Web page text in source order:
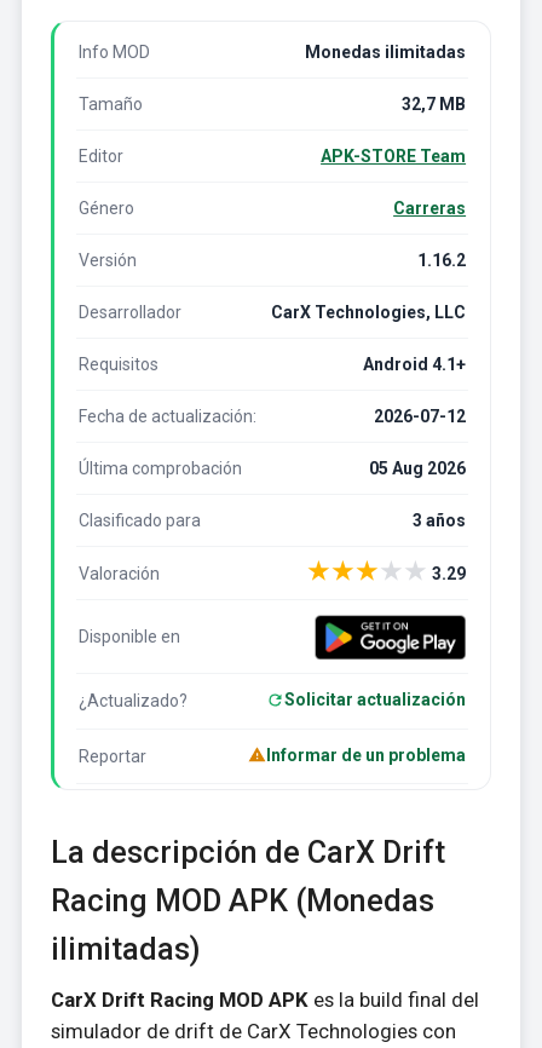
Info MOD Monedas ilimitadas
Tamaño 32,7 MB
Editor APK-STORE Team
Género Carreras
Versión 1.16.2
Desarrollador CarX Technologies, LLC
Requisitos Android 4.1+
Fecha de actualización: 2026-07-12
Última comprobación 05 Aug 2026
Clasificado para 3 años
Valoración ★★★★★ 3.29
Disponible en
¿Actualizado? Solicitar actualización
Reportar Informar de un problema
La descripción de CarX Drift
Racing MOD APK (Monedas
ilimitadas)
CarX Drift Racing MOD APKes la build final del
simulador de drift de CarX Technologies con